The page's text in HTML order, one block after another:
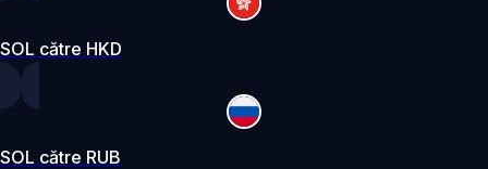
SOL către HKD
SOL către RUB